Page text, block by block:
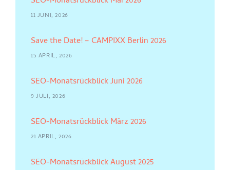
11 JUNI, 2026
Save the Date! – CAMPIXX Berlin 2026
15 APRIL, 2026
SEO-Monatsrückblick Juni 2026
9 JULI, 2026
SEO-Monatsrückblick März 2026
21 APRIL, 2026
SEO-Monatsrückblick August 2025